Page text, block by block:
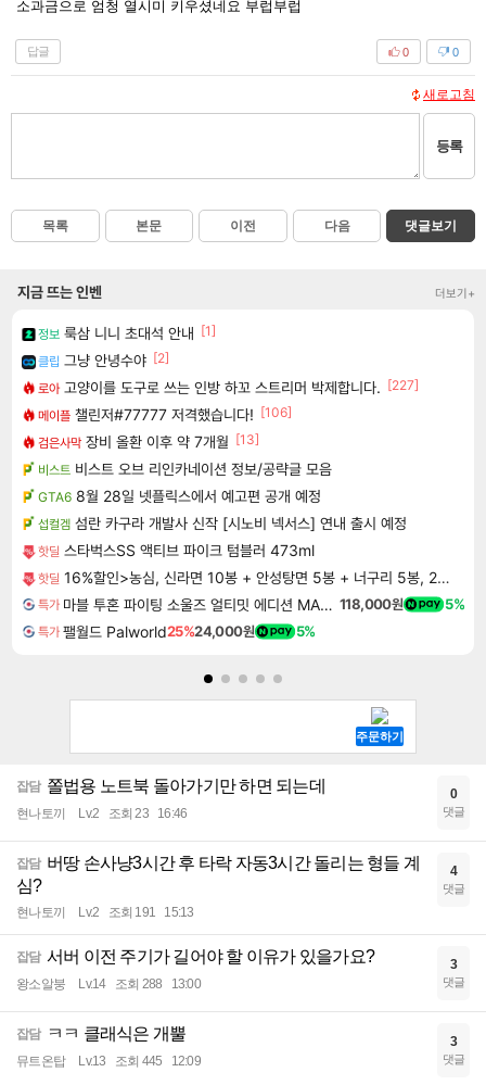
소과금으로 엄청 열시미 키우셨네요 부럽부럽
답글 0
0
새로고침
등록
목록 본문 이전 다음 댓글보기
지금 뜨는 인벤 더보기+
정보 룩삼 니니 초대석 안내 [1]
클립 그냥 안녕수야 [2]
로아 고양이를 도구로 쓰는 인방 하꼬 스트리머 박제합니다. [227]
메이플 챌린저#77777 저격했습니다! [106]
검은사막 장비 올환 이후 약 7개월 [13]
비스트 비스트 오브 리인카네이션 정보/공략글 모음
GTA6 8월 28일 넷플릭스에서 예고편 공개 예정
섭컬겜 섬란 카구라 개발사 신작 [시노비 넥서스] 연내 출시 예정
핫딜 스타벅스SS 액티브 파이크 텀블러 473ml
핫딜 16%할인>농심, 신라면 10봉 + 안성탕면 5봉 + 너구리 5봉, 20봉
특가 마블 투혼 파이팅 소울즈 얼티밋 에디션 MARVEL Tokon Fighting Souls Ultimate Edition 118,000원 5%
특가 팰월드 Palworld25%24,000원 5%
잡담 쫄법용 노트북 돌아가기만 하면 되는데
현나토끼 Lv.2 조회 23 16:46
0
댓글
잡담 버땅 손사냥3시간 후 타락 자동3시간 돌리는 형들 계
심?
현나토끼 Lv.2 조회 191 15:13
4
댓글
잡담 서버 이전 주기가 길어야 할 이유가 있을가요?
왕소알붕 Lv.14 조회 288 13:00
3
댓글
잡담 ㅋㅋ 클래식은 개뿔
뮤트온탑 Lv.13 조회 445 12:09
3
댓글